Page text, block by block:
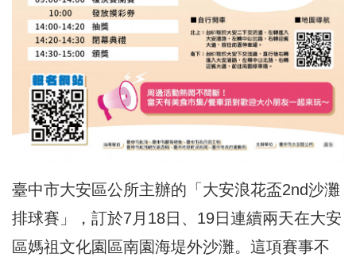
臺中市大安區公所主辦的「大安浪花盃2nd沙灘
排球賽」，訂於7月18日、19日連續兩天在大安
區媽祖文化園區南園海堤外沙灘。這項賽事不